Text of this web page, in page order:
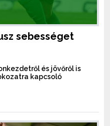
sebességet
és jövőről is
kapcsoló